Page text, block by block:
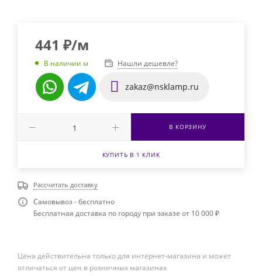
441 ₽/м
В наличии м Нашли дешевле?
zakaz@nsklamp.ru
В КОРЗИНУ
КУПИТЬ В 1 КЛИК
Рассчитать доставку
Самовывоз - бесплатно
Бесплатная доставка по городу при заказе от 10 000 ₽
Цена действительна только для интернет-магазина и может
отличаться от цен в розничных магазинах